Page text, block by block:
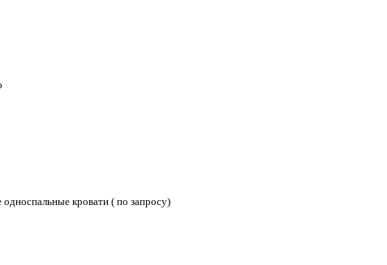
односпальные кровати ( по запросу)